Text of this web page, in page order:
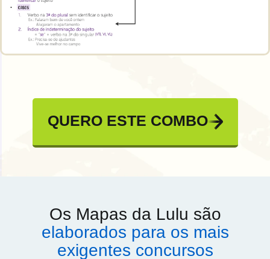
QUERO ESTE COMBO
Os Mapas da Lulu são
elaborados para os mais
exigentes concursos